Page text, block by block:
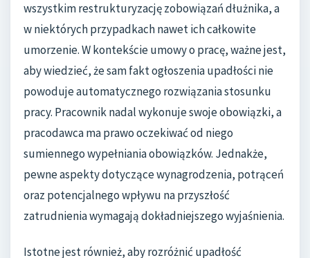
wszystkim restrukturyzację zobowiązań dłużnika, a
w niektórych przypadkach nawet ich całkowite
umorzenie. W kontekście umowy o pracę, ważne jest,
aby wiedzieć, że sam fakt ogłoszenia upadłości nie
powoduje automatycznego rozwiązania stosunku
pracy. Pracownik nadal wykonuje swoje obowiązki, a
pracodawca ma prawo oczekiwać od niego
sumiennego wypełniania obowiązków. Jednakże,
pewne aspekty dotyczące wynagrodzenia, potrąceń
oraz potencjalnego wpływu na przyszłość
zatrudnienia wymagają dokładniejszego wyjaśnienia.
Istotne jest również, aby rozróżnić upadłość